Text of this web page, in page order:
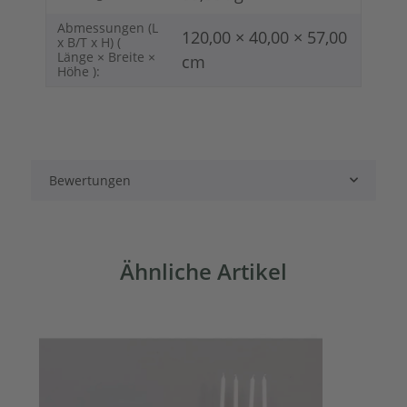
Abmessungen (L
x B/T x H) (
Länge × Breite ×
Höhe ):
120,00 × 40,00 × 57,00
cm
Bewertungen
Ähnliche Artikel